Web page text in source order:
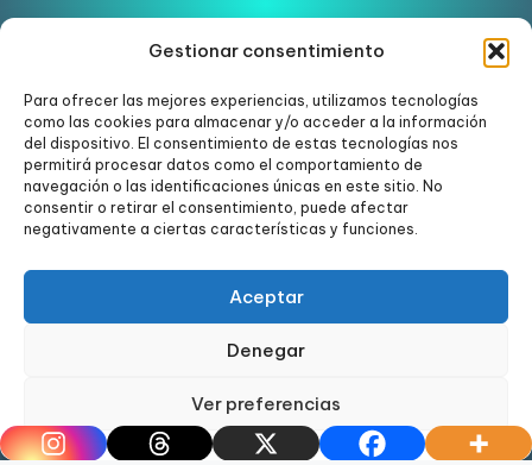
Gestionar consentimiento
Para ofrecer las mejores experiencias, utilizamos tecnologías
como las cookies para almacenar y/o acceder a la información
del dispositivo. El consentimiento de estas tecnologías nos
permitirá procesar datos como el comportamiento de
navegación o las identificaciones únicas en este sitio. No
consentir o retirar el consentimiento, puede afectar
negativamente a ciertas características y funciones.
Aceptar
Denegar
Ver preferencias
Ver en Instagram
Copyright 2024. Todos los derechos reservados.